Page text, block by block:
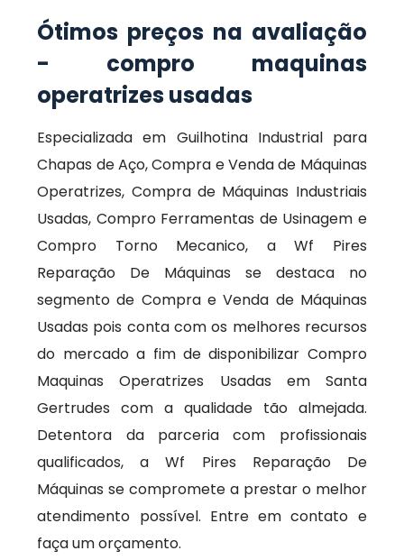
Ótimos preços na avaliação
- compro maquinas
operatrizes usadas
Especializada em Guilhotina Industrial para
Chapas de Aço, Compra e Venda de Máquinas
Operatrizes, Compra de Máquinas Industriais
Usadas, Compro Ferramentas de Usinagem e
Compro Torno Mecanico, a Wf Pires
Reparação De Máquinas se destaca no
segmento de Compra e Venda de Máquinas
Usadas pois conta com os melhores recursos
do mercado a fim de disponibilizar Compro
Maquinas Operatrizes Usadas em Santa
Gertrudes com a qualidade tão almejada.
Detentora da parceria com profissionais
qualificados, a Wf Pires Reparação De
Máquinas se compromete a prestar o melhor
atendimento possível. Entre em contato e
faça um orçamento.